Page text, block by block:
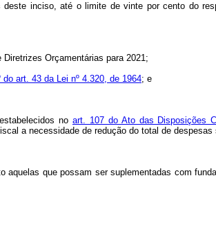
inciso, até o limite de vinte por cento do
Orçamentárias para 2021;
do art. 43 da Lei nº 4.320, de 1964; e
no art. 107 do Ato das Disposições
a necessidade de redução do total de
que possam ser suplementadas com